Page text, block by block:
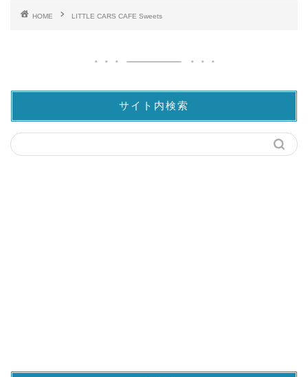
HOME LITTLE CARS CAFE Sweets
サイト内検索